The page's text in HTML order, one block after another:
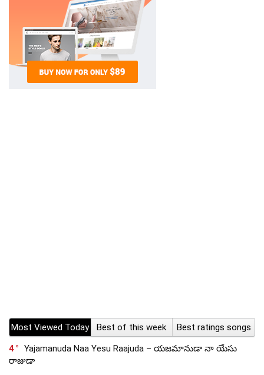
Most Viewed Today Best of this week
Best ratings songs
4
Yajamanuda Naa Yesu Raajuda – యజమానుడా నా యేసు
రాజుడా